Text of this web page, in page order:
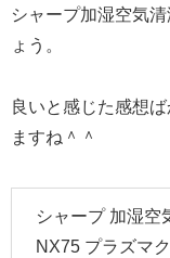
シャープ加湿空気
ょう。
良いと感じた感想
ますね＾＾
シャープ 加湿空
NX75 プラズマ